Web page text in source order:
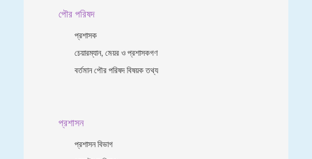
পৌর পরিষদ
প্রশাসক
চেয়ারম্যান, মেয়র ও প্রশাসকগণ
বর্তমান পৌর পরিষদ বিষয়ক তথ্য
প্রশাসন
প্রশাসন বিভাগ